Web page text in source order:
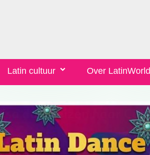
Latin cultuur Over LatinWorld